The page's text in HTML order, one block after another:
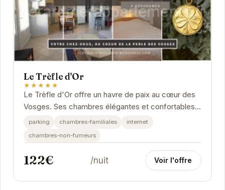
Le Trèfle d'Or
★★★★★
Le Trèfle d'Or offre un havre de paix au cœur des
Vosges. Ses chambres élégantes et confortables
vous garantissent un séjour relaxant. Profitez...
parking chambres-familiales
internet
chambres-non-fumeurs
122€ /nuit Voir l'offre